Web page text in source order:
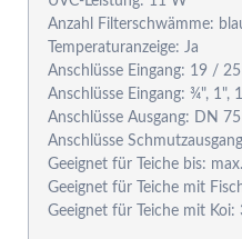
Anzahl Filterschwämme:
Temperaturanzeige: Ja
Anschlüsse Eingang: 19 /
Anschlüsse Eingang: ¾", 1",
Anschlüsse Ausgang: DN 75
Anschlüsse
Geeignet für Teiche bis:
Geeignet für Teiche mit
Geeignet für Teiche mit Koi: